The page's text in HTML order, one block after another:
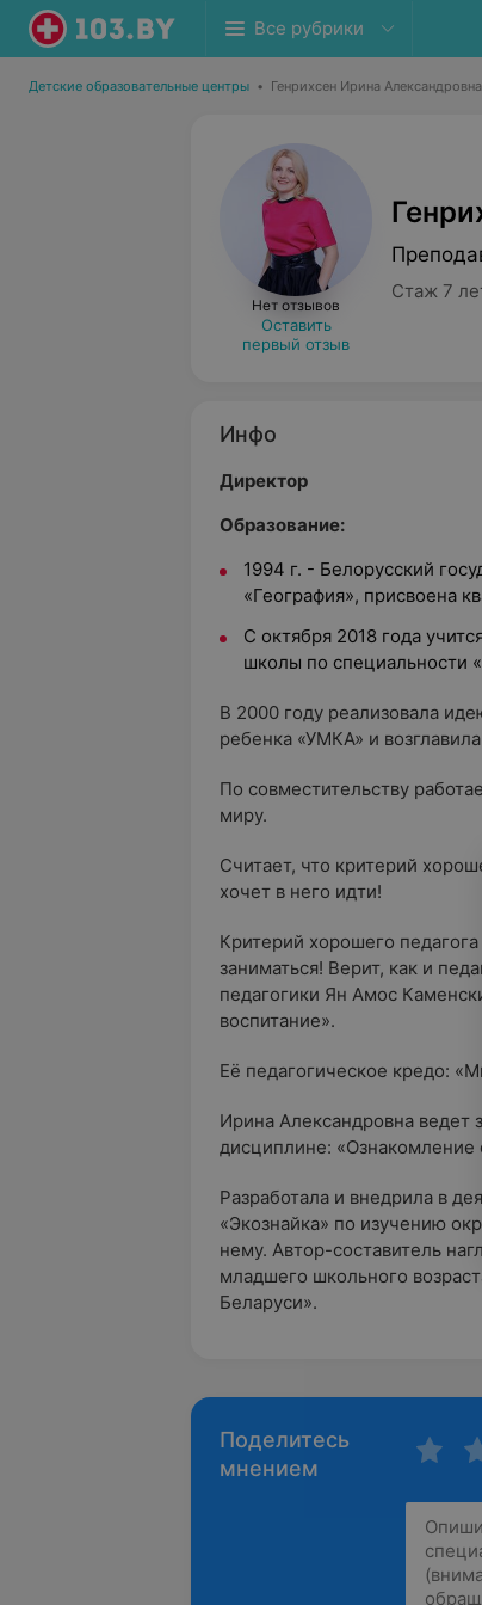
Все рубрики
Детские образовательные центры • Генрихсен Ирина Александровна
Нет отзывов
Оставить
первый отзыв
Стаж 7
Инфо
Директор
Образование:
1994 г. - Белорусский
«География», присвоена
С октября 2018 года
школы по специальности
В 2000 году реализовала
ребенка «УМКА» и
По совместительству
миру.
Считает, что критерий
хочет в него идти!
Критерий хорошего
заниматься! Верит, как и
педагогики Ян Амос
воспитание».
Её педагогическое кредо:
Ирина Александровна ведет
дисциплине:
Разработала и внедрила в
«Экознайка» по изучению
нему. Автор-составитель
младшего школьного
Беларуси».
Поделитесь
мнением